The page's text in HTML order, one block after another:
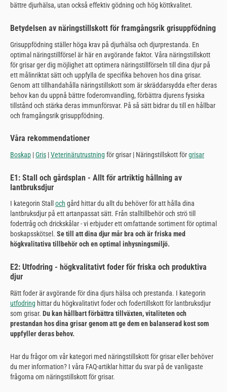
bättre djurhälsa, utan också effektiv gödning och hög köttkvalitet.
Betydelsen av näringstillskott för framgångsrik grisuppfödning
Grisuppfödning ställer höga krav på djurhälsa och djurprestanda. En
optimal näringstillförsel är här en avgörande faktor. Våra näringstillskott
för grisar ger dig möjlighet att optimera näringstillförseln till dina djur på
ett målinriktat sätt och uppfylla de specifika behoven hos dina grisar.
Genom att tillhandahålla näringstillskott som är skräddarsydda efter deras
behov kan du uppnå bättre foderomvandling, förbättra djurens fysiska
tillstånd och stärka deras immunförsvar. På så sätt bidrar du till en hållbar
och framgångsrik grisuppfödning.
Våra rekommendationer
Boskap |Gris |Veterinärutrustning för grisar | Näringstillskott förgrisar
E1: Stall och gårdsplan - Allt för artriktig hållning av
lantbruksdjur
I kategorin Stall och gård hittar du allt du behöver för att hålla dina
lantbruksdjur på ett artanpassat sätt. Från stalltillbehör och strö till
fodertråg och drickskålar - vi erbjuder ett omfattande sortiment för optimal
boskapsskötsel. Se till att dina djur mår bra och är friska med
högkvalitativa tillbehör och en optimal inhysningsmiljö.
E2: Utfodring - högkvalitativt foder för friska och produktiva
djur
Rätt foder är avgörande för dina djurs hälsa och prestanda. I kategorin
utfodring hittar du högkvalitativt foder och fodertillskott för lantbruksdjur
som grisar. Du kan hållbart förbättra tillväxten, vitaliteten och
prestandan hos dina grisar genom att ge dem en balanserad kost som
uppfyller deras behov.
Har du frågor om vår kategori med näringstillskott för grisar eller behöver
du mer information? I våra FAQ-artiklar hittar du svar på de vanligaste
frågorna om näringstillskott för grisar.